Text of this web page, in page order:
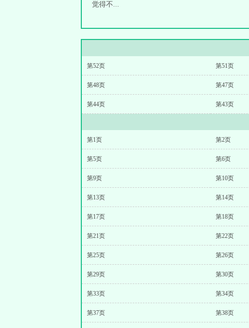
觉得不...
第52页 第51页
第48页 第47页
第44页 第43页
第1页 第2页
第5页 第6页
第9页 第10页
第13页 第14页
第17页 第18页
第21页 第22页
第25页 第26页
第29页 第30页
第33页 第34页
第37页 第38页